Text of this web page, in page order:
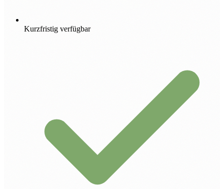
Kurzfristig verfügbar